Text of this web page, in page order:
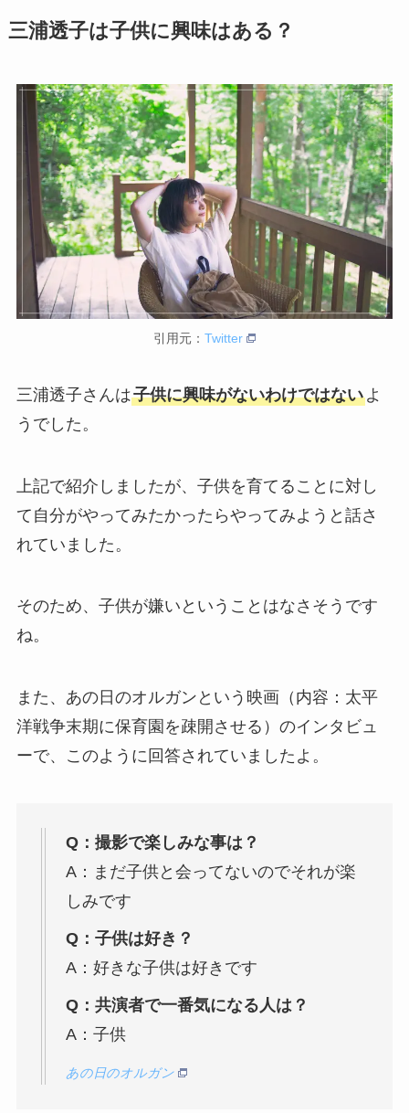
三浦透子は子供に興味はある？
引用元： Twitter
三浦透子さんは子供に興味がないわけではないよ
うでした。
上記で紹介しましたが、子供を育てることに対し
て自分がやってみたかったらやってみようと話さ
れていました。
そのため、子供が嫌いということはなさそうです
ね。
また、あの日のオルガンという映画（内容：太平
洋戦争末期に保育園を疎開させる）のインタビュ
ーで、このように回答されていましたよ。
Q：撮影で楽しみな事は？
A：まだ子供と会ってないのでそれが楽
しみです
Q：子供は好き？
A：好きな子供は好きです
Q：共演者で一番気になる人は？
A：子供
あの日のオルガン